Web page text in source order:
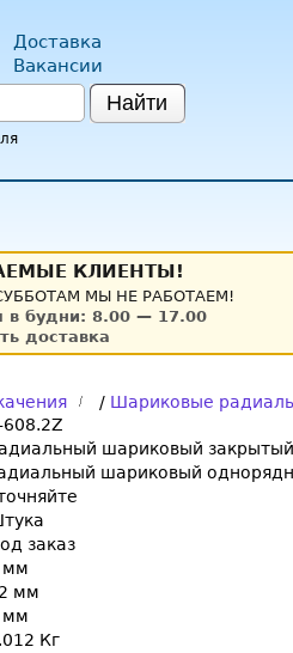
Доставка
Вакансии
Найти
КЛИЕНТЫ!
МЫ НЕ РАБОТАЕМ!
в будни: 8.00 — 17.00
доставка
/ Шариковые
608.2Z
шариковый
шариковый
заказ
мм
мм
мм
Кг